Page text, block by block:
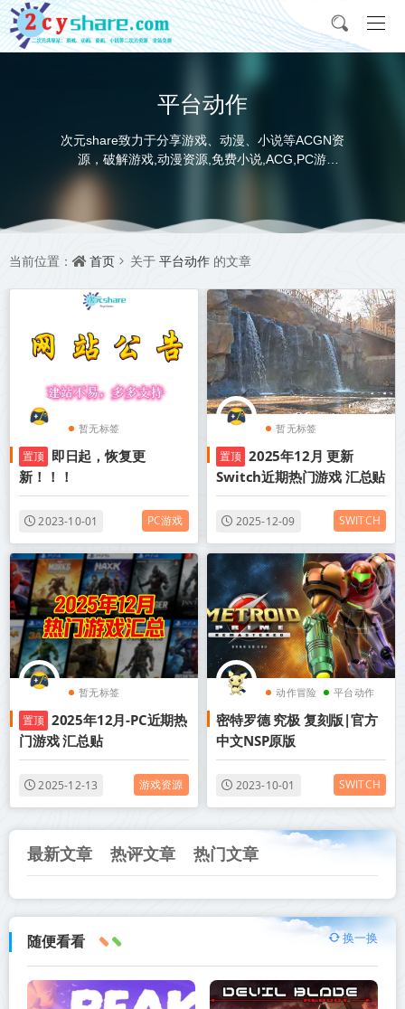
平台动作
次元share致力于分享游戏、动漫、小说等ACGN资
源，破解游戏,动漫资源,免费小说,ACG,PC游
戏,switch游戏,金手指，动画电影,动画片,全本小说,
并提供网盘下载
当前位置： 首页 关于 平台动作 的文章
暂无标签
置顶 即日起，恢复更
新！！！
2023-10-01 PC游戏
暂无标签
置顶 2025年12月 更新
Switch近期热门游戏 汇总贴
2025-12-09 SWITCH
暂无标签
置顶 2025年12月-PC近期热
门游戏 汇总贴
2025-12-13 游戏资源
动作冒险 平台动作
第一人称射击
密特罗德 究极 复刻版|官方
中文NSP原版
2023-10-01 SWITCH
最新文章 热评文章 热门文章
随便看看 换一换